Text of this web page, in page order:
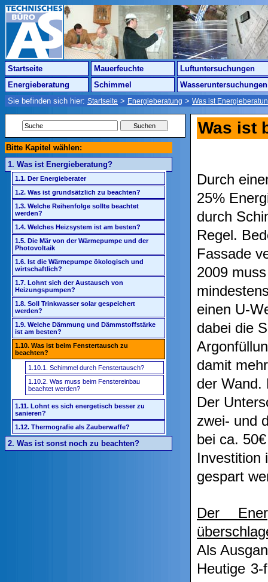
Startseite Mauerfeuchte
Luftuntersuchungen
Energieberatung
Schimmel
Wasseruntersuchungen
Sie befinden sich hier: Startseite > Energieberatung > Was ist
Bitte Kapitel wählen:
1. Was ist Energieberatung?
1.1. Der Energieberater
1.2. Was ist grundsätzlich zu beachten?
1.3. Welche Reihenfolge sollte beachtet
werden?
1.4. Welches Heizsystem ist am besten?
1.5. Die Mär von der Wärmepumpe und der
Photovoltaik
1.6. Ist die Wärmepumpe ökologisch und
wirtschaftlich?
1.7. Lohnt sich der Austausch von
Heizungspumpen?
1.8. Soll Trinkwasser solar gespeichert
werden?
1.9. Welche Dämmung und Dämmstoffstärke
ist am besten?
1.10. Was ist beim Fenstertausch zu
beachten?
1.10.1. Schimmel durch Fenstertausch?
1.10.2. Was muss beim Fenstereinbau
beachtet werden?
1.11. Lohnt es sich energetisch besser zu
sanieren?
1.12. Thermografie als Zauberwaffe?
2. Was ist sonst noch zu beachten?
Was ist
Durch
25%
durch
Regel.
Fassade
2009
einen U-
dabei die
damit
der Wand.
Der
zwei- und
bei ca.
Investition
gespart
Der
Als